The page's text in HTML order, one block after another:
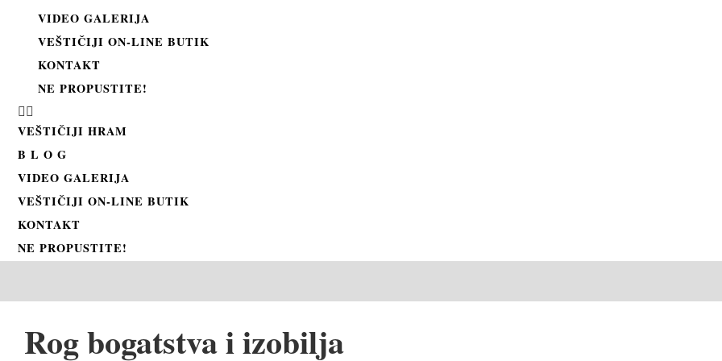
VIDEO GALERIJA
VEŠTIČIJI ON-LINE BUTIK
KONTAKT
NE PROPUSTITE!
VEŠTIČIJI HRAM
B L O G
VIDEO GALERIJA
VEŠTIČIJI ON-LINE BUTIK
KONTAKT
NE PROPUSTITE!
Rog bogatstva i izobilja